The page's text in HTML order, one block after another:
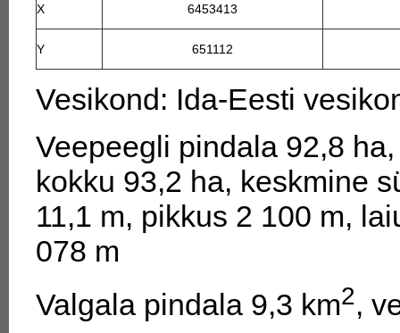
X 6453413
Y 651112
Vesikond: Ida-Eesti
Veepeegli pindala 92,8
kokku 93,2 ha, keskmine
11,1 m, pikkus 2 100 m,
078 m
Valgala pindala 9,3 km2,